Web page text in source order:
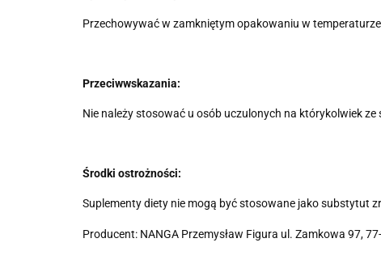
Przechowywać w zamkniętym opakowaniu w
Przeciwwskazania:
Nie należy stosować u osób uczulonych na którykolwiek
Środki ostrożności:
Suplementy diety nie mogą być stosowane jako substytut
Producent: NANGA Przemysław Figura ul. Zamkowa 97,